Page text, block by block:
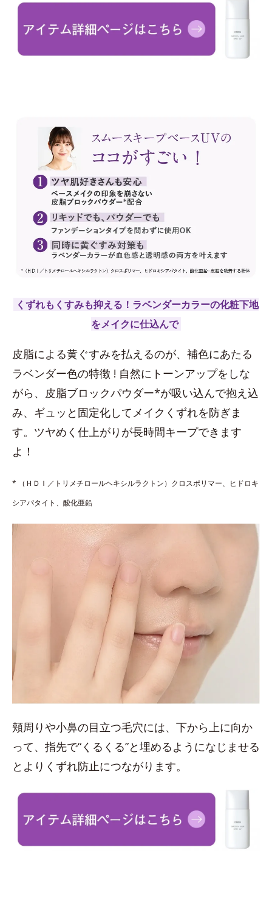
くずれもくすみも抑える！ラベンダーカラーの化粧下地
をメイクに仕込んで
皮脂による黄ぐすみを払えるのが、補色にあたる
ラベンダー色の特徴 ! 自然にトーンアップをしな
がら、皮脂ブロックパウダー*が吸い込んで抱え込
み、ギュッと固定化してメイクくずれを防ぎま
す。ツヤめく仕上がりが長時間キープできます
よ！
* （ＨＤＩ／トリメチロールヘキシルラクトン）クロスポリマー、ヒドロキ
シアパタイト、酸化亜鉛
頬周りや小鼻の目立つ毛穴には、下から上に向か
って、指先で“くるくる”と埋めるようになじませる
とよりくずれ防止につながります。